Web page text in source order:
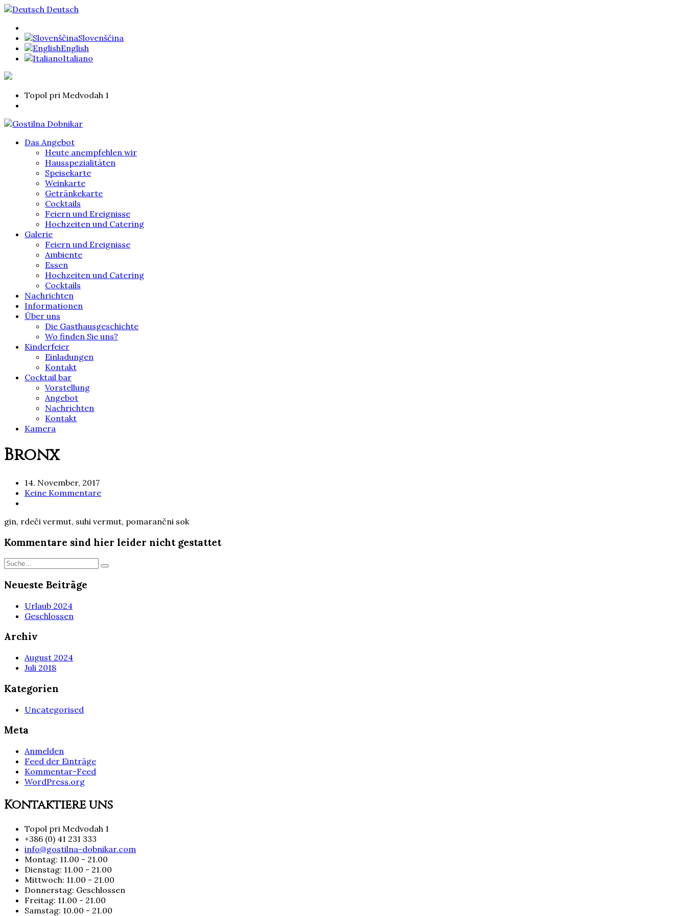
Deutsch
Slovenščina
English
Italiano
Topol pri Medvodah 1
Das Angebot
Heute anempfehlen wir
Hausspezialitäten
Speisekarte
Weinkarte
Getränkekarte
Cocktails
Feiern und Ereignisse
Hochzeiten und Catering
Galerie
Feiern und Ereignisse
Ambiente
Essen
Hochzeiten und Catering
Cocktails
Nachrichten
Informationen
Über uns
Die Gasthausgeschichte
Wo finden Sie uns?
Kinderfeier
Einladungen
Kontakt
Cocktail bar
Vorstellung
Angebot
Nachrichten
Kontakt
Kamera
Bronx
14. November, 2017
Keine Kommentare
gin, rdeči vermut, suhi vermut, pomarančni sok
Kommentare sind hier leider nicht gestattet
Neueste Beiträge
Urlaub 2024
Geschlossen
Archiv
August 2024
Juli 2018
Kategorien
Uncategorised
Meta
Anmelden
Feed der Einträge
Kommentar-Feed
WordPress.org
Kontaktiere uns
Topol pri Medvodah 1
+386 (0) 41 231 333
info@gostilna-dobnikar.com
Montag: 11.00 - 21.00
Dienstag: 11.00 - 21.00
Mittwoch: 11.00 - 21.00
Donnerstag: Geschlossen
Freitag: 11.00 - 21.00
Samstag: 10.00 - 21.00